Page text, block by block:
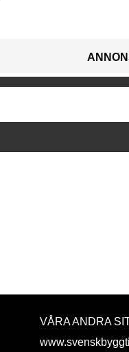
VÅRA ANDRA